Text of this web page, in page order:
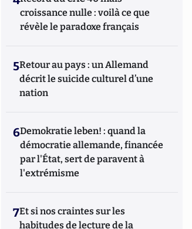
croissance nulle : voilà ce que
révèle le paradoxe français
5Retour au pays : un Allemand
décrit le suicide culturel d’une
nation
6Demokratie leben! : quand la
démocratie allemande, financée
par l'État, sert de paravent à
l'extrémisme
7Et si nos craintes sur les
habitudes de lecture de la